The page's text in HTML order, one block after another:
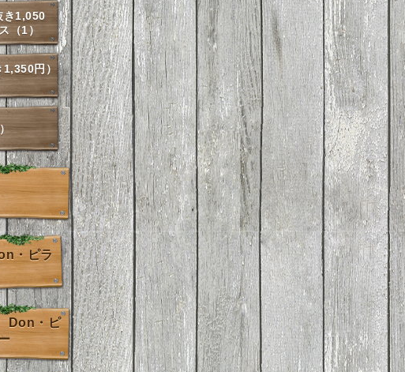
き1,050
（1）
円）
・ピラ
Don・ピ